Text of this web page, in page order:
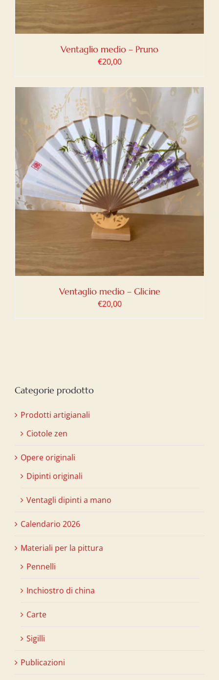
Ventaglio medio – Pruno
€20,00
Ventaglio medio – Glicine
€20,00
Categorie prodotto
Prodotti artigianali
Ciotole zen
Opere originali
Dipinti originali
Ventagli dipinti a mano
Calendario 2026
Materiali per la pittura
Pennelli
Inchiostro di china
Carte
Sigilli
Publicazioni